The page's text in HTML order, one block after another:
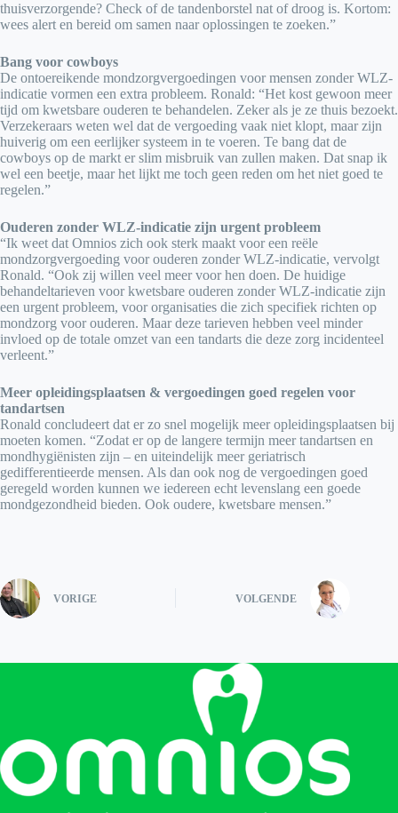
thuisverzorgende? Check of de tandenborstel nat of droog is. Kortom:
wees alert en bereid om samen naar oplossingen te zoeken.”
Bang voor cowboys
De ontoereikende mondzorgvergoedingen voor mensen zonder WLZ-
indicatie vormen een extra probleem. Ronald: “Het kost gewoon meer
tijd om kwetsbare ouderen te behandelen. Zeker als je ze thuis bezoekt.
Verzekeraars weten wel dat de vergoeding vaak niet klopt, maar zijn
huiverig om een eerlijker systeem in te voeren. Te bang dat de
cowboys op de markt er slim misbruik van zullen maken. Dat snap ik
wel een beetje, maar het lijkt me toch geen reden om het niet goed te
regelen.”
Ouderen zonder WLZ-indicatie zijn urgent probleem
“Ik weet dat Omnios zich ook sterk maakt voor een reële
mondzorgvergoeding voor ouderen zonder WLZ-indicatie, vervolgt
Ronald. “Ook zij willen veel meer voor hen doen. De huidige
behandeltarieven voor kwetsbare ouderen zonder WLZ-indicatie zijn
een urgent probleem, voor organisaties die zich specifiek richten op
mondzorg voor ouderen. Maar deze tarieven hebben veel minder
invloed op de totale omzet van een tandarts die deze zorg incidenteel
verleent.”
Meer opleidingsplaatsen & vergoedingen goed regelen voor
tandartsen
Ronald concludeert dat er zo snel mogelijk meer opleidingsplaatsen bij
moeten komen. “Zodat er op de langere termijn meer tandartsen en
mondhygiënisten zijn – en uiteindelijk meer geriatrisch
gedifferentieerde mensen. Als dan ook nog de vergoedingen goed
geregeld worden kunnen we iedereen echt levenslang een goede
mondgezondheid bieden. Ook oudere, kwetsbare mensen.”
VORIGE VOLGENDE